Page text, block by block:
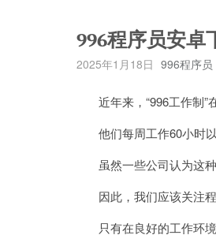
996程序员安卓
2025年1月18日 996程序员
近年来，“996工作制”
他们每周工作60小时以
虽然一些公司认为这种
因此，我们应该关注程
只有在良好的工作环境